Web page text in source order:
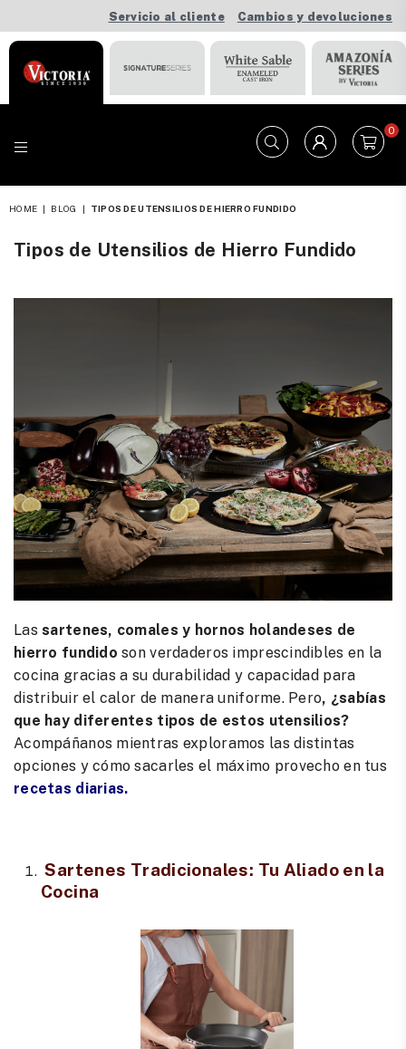
Servicio al cliente Cambios y devoluciones
0
HOME | BLOG | TIPOS DE UTENSILIOS DE HIERRO FUNDIDO
Tipos de Utensilios de Hierro Fundido
Lassartenes, comales y hornos holandeses de
hierro fundido son verdaderos imprescindibles en la
cocina gracias a su durabilidad y capacidad para
distribuir el calor de manera uniforme. Pero, ¿sabías
que hay diferentes tipos de estos utensilios?
Acompáñanos mientras exploramos las distintas
opciones y cómo sacarles el máximo provecho en tus
recetas diarias.
Sartenes Tradicionales: Tu Aliado en la
Cocina